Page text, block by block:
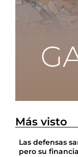
Más visto
Las defensas
pero su